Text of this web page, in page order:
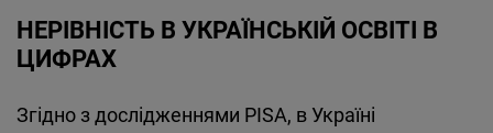
НЕРІВНІСТЬ В УКРАЇНСЬКІЙ ОСВІТІ В
ЦИФРАХ
Згідно з дослідженнями PISA, в Україні